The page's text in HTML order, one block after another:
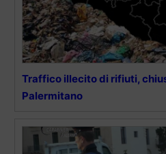
Traffico illecito di rifiuti,
Palermitano